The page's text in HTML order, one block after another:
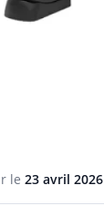
le 23 avril 2026